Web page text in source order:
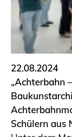
22.08.2024
„Achterbahn
Schülern aus